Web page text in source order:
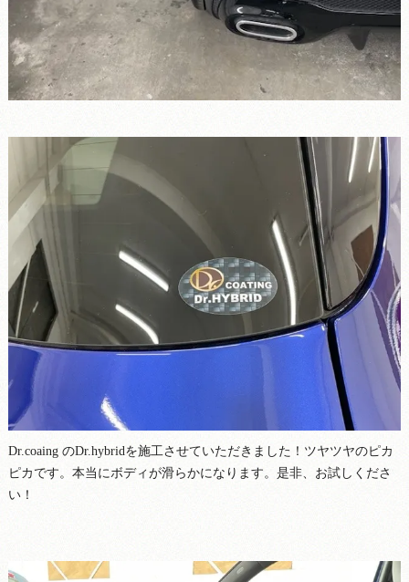
Dr.coaing のDr.hybridを施工させていただきました！ツヤツヤのピカ
ピカです。本当にボディが滑らかになります。是非、お試しくださ
い！